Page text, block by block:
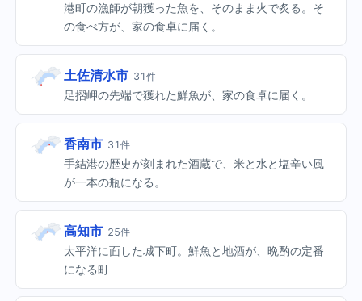
港町の漁師が朝獲った魚を、そのまま火で炙る。そ
の食べ方が、家の食卓に届く。
土佐清水市 31件
足摺岬の先端で獲れた鮮魚が、家の食卓に届く。
香南市 31件
手結港の歴史が刻まれた酒蔵で、米と水と塩辛い風
が一本の瓶になる。
高知市 25件
太平洋に面した城下町。鮮魚と地酒が、晩酌の定番
になる町